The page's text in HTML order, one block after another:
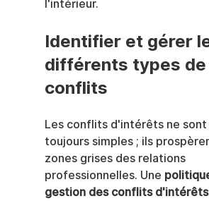
l'intérieur.
Identifier et gérer
différents types de
conflits
Les conflits d'intérêts ne sont
toujours simples ; ils
zones grises des relations
professionnelles. Une
gestion des conflits d'intérêts